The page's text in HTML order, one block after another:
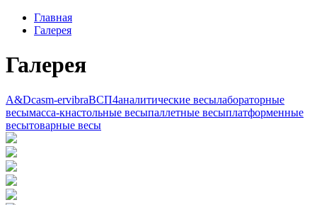
Главная
Галерея
Галерея
A&Dcasm-ervibraВСП4аналитические весылабораторные
весымасса-кнастольные весыпаллетные весыплатформенные
весытоварные весы